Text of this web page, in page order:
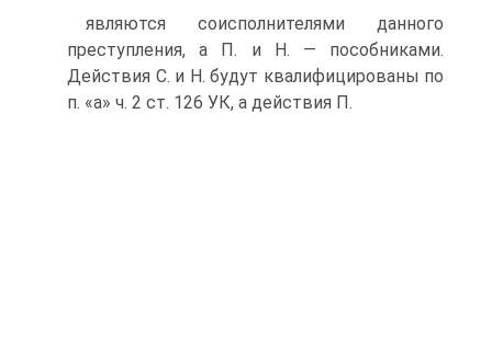
являются соисполнителями данного
преступления, а П. и Н. — пособниками.
Действия С. и Н. будут квалифицированы по
п. «а» ч. 2 ст. 126 УК, а действия П.